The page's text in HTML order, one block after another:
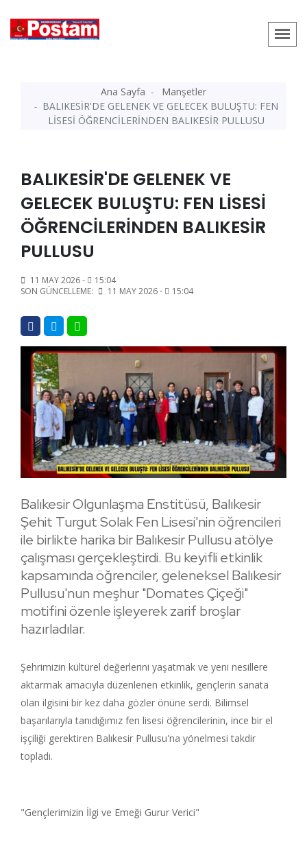
Ana Sayfa
Manşetler
BALIKESİR'DE GELENEK VE GELECEK BULUŞTU: FEN
LİSESİ ÖĞRENCİLERİNDEN BALIKESİR PULLUSU
BALIKESİR'DE GELENEK VE
GELECEK BULUŞTU: FEN LİSESİ
ÖĞRENCİLERİNDEN BALIKESİR
PULLUSU
11 MAY 2026 -
15:04
SON GÜNCELLEME:
11 MAY 2026 - 15:04
Balıkesir Olgunlaşma Enstitüsü, Balıkesir
Şehit Turgut Solak Fen Lisesi'nin öğrencileri
ile birlikte harika bir Balıkesir Pullusu atölye
çalışması gerçekleştirdi. Bu keyifli etkinlik
kapsamında öğrenciler, geleneksel Balıkesir
Pullusu'nun meşhur "Domates Çiçeği"
motifini özenle işleyerek zarif broşlar
hazırladılar.
Şehrimizin kültürel değerlerini yaşatmak ve yeni nesillere
aktarmak amacıyla düzenlenen etkinlik, gençlerin sanata
olan ilgisini bir kez daha gözler önüne serdi. Bilimsel
başarılarıyla tanıdığımız fen lisesi öğrencilerinin, ince bir el
işçiliği gerektiren Balıkesir Pullusu'na yönelmesi takdir
topladı.
"Gençlerimizin İlgi ve Emeği Gurur Verici"